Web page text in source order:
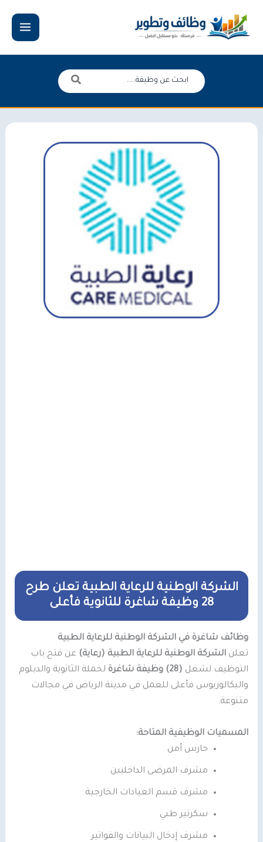
المحتوى
البحث
عن:
الشركة الوطنية للرعاية الطبية تعلن طرح
28 وظيفة شاغرة للثانوية فأعلى
وظائف شاغرة في الشركة الوطنية للرعاية الطبية
تعلنالشركة الوطنية للرعاية الطبية (رعاية) عن فتح باب
التوظيف لشغل (28) وظيفة شاغرة
لحملة الثانوية والدبلوم
والبكالوريوس فأعلى للعمل في مدينة الرياض في مجالات
متنوعة.
المسميات الوظيفية المتاحة:
حارس أمن
مشرف المرضى الداخليين
مشرف قسم العيادات الخارجية
سكرتير طبي
مشرف إدخال البيانات والفواتير